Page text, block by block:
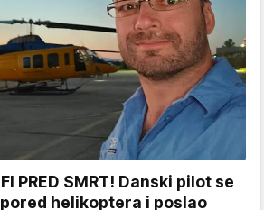
PRED SMRT! Danski pilot se
helikoptera i poslao